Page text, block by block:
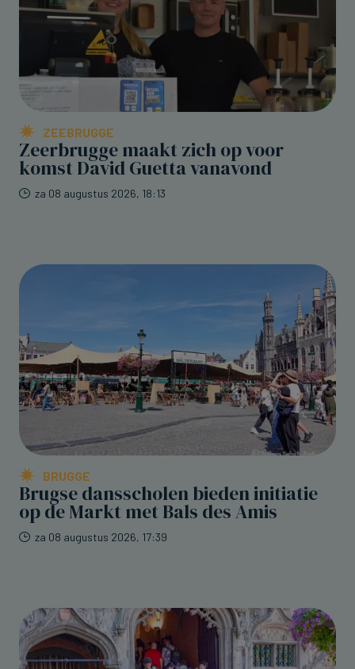
ZEEBRUGGE
Zeerbrugge maakt zich op voor
komst David Guetta vanavond
za 08 augustus 2026, 18:13
BRUGGE
Brugse dansscholen bieden initiatie
op de Markt met Bals des Amis
za 08 augustus 2026, 17:39